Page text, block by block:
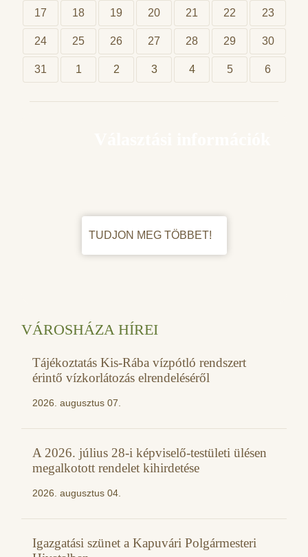
17 18 19 20 21 22 23
24 25 26 27 28 29 30
31 1 2 3 4 5 6
TUDJON MEG TÖBBET!
VÁROSHÁZA HÍREI
Tájékoztatás Kis-Rába vízpótló rendszert
érintő vízkorlátozás elrendeléséről
2026. augusztus 07.
A 2026. július 28-i képviselő-testületi ülésen
megalkotott rendelet kihirdetése
2026. augusztus 04.
Igazgatási szünet a Kapuvári Polgármesteri